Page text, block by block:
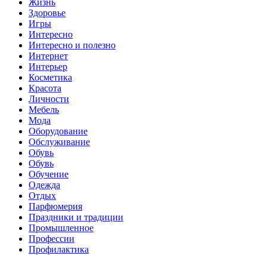
Здоровье
Игры
Интересно
Интересно и полезно
Интернет
Интерьер
Косметика
Красота
Личности
Мебель
Мода
Оборудование
Обслуживание
Обувь
Обувь
Обучение
Одежда
Отдых
Парфюмерия
Праздники и традиции
Промышленное
Профессии
Профилактика